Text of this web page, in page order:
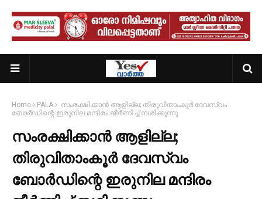
Home PALA
സംരക്ഷിക്കാന്‍ ആളില്ല; തിരുവിതാംകൂര്‍ ദേവസ്വം
ബോര്‍ഡിന്റെ ഇരുനില മന്ദിരം ജീര്‍ണിച്ച് നശിക്കുന്നു
സംരക്ഷിക്കാന്‍ ആളില്ല;
തിരുവിതാംകൂര്‍ ദേവസ്വം
ബോര്‍ഡിന്റെ ഇരുനില മന്ദിരം